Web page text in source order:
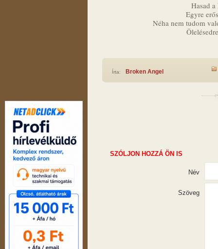
Hasad
Egyre
Néha nem tudom
Írta: Broken Angel
SZÓLJON HOZZÁ ÖN IS
Név
Szöveg